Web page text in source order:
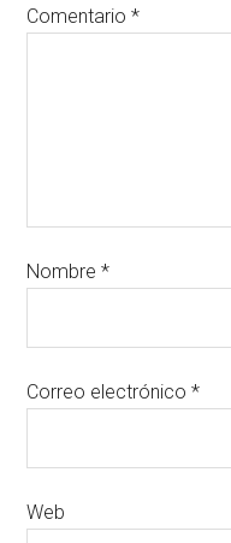
Comentario*
Nombre*
Correo electrónico*
Web